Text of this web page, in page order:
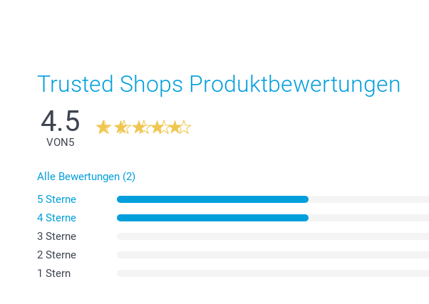
Trusted Shops Produktbewertungen
4.5
VON 5
Alle Bewertungen (2)
5 Sterne
4 Sterne
3 Sterne
2 Sterne
1 Stern